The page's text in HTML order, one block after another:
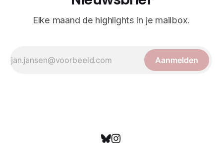
Elke maand de highlights in je mailbox.
Aanmelden